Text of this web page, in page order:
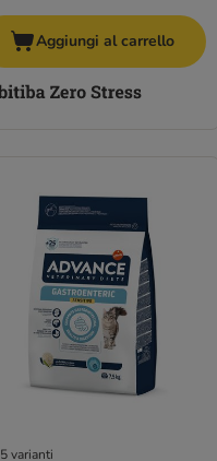
Aggiungi al carrello
5 varianti